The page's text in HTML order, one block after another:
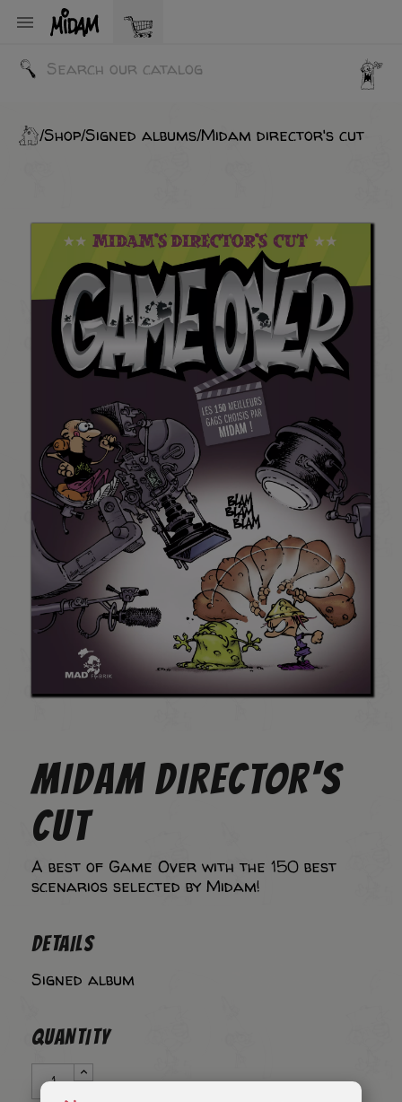

Shop Signed albums Midam director's cut
MIDAM DIRECTOR'S
CUT
A best of Game Over with the 150 best
scenarios selected by Midam!
DETAILS
Signed album
QUANTITY